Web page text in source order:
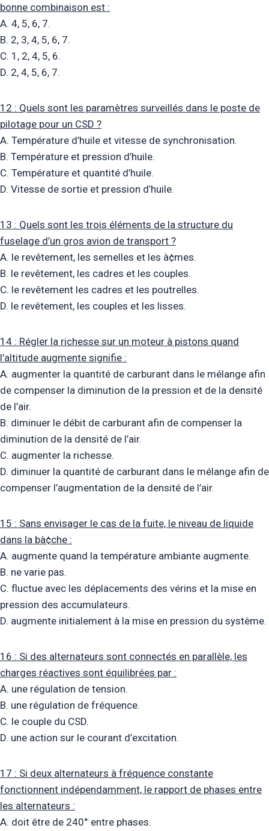
bonne combinaison est :
A. 4, 5, 6, 7.
B. 2, 3, 4, 5, 6, 7.
C. 1, 2, 4, 5, 6.
D. 2, 4, 5, 6, 7.
12 : Quels sont les paramètres surveillés dans le poste de
pilotage pour un CSD ?
A. Température d’huile et vitesse de synchronisation.
B. Température et pression d’huile.
C. Température et quantité d’huile.
D. Vitesse de sortie et pression d’huile.
13 : Quels sont les trois éléments de la structure du
fuselage d’un gros avion de transport ?
A. le revêtement, les semelles et les à¢mes.
B. le revêtement, les cadres et les couples.
C. le revêtement les cadres et les poutrelles.
D. le revêtement, les couples et les lisses.
14 : Régler la richesse sur un moteur à pistons quand
l’altitude augmente signifie :
A. augmenter la quantité de carburant dans le mélange afin
de compenser la diminution de la pression et de la densité
de l’air.
B. diminuer le débit de carburant afin de compenser la
diminution de la densité de l’air.
C. augmenter la richesse.
D. diminuer la quantité de carburant dans le mélange afin de
compenser l’augmentation de la densité de l’air.
15 : Sans envisager le cas de la fuite, le niveau de liquide
dans la bà¢che :
A. augmente quand la température ambiante augmente.
B. ne varie pas.
C. fluctue avec les déplacements des vérins et la mise en
pression des accumulateurs.
D. augmente initialement à la mise en pression du système.
16 : Si des alternateurs sont connectés en parallèle, les
charges réactives sont équilibrées par :
A. une régulation de tension.
B. une régulation de fréquence.
C. le couple du CSD.
D. une action sur le courant d’excitation.
17 : Si deux alternateurs à fréquence constante
fonctionnent indépendamment, le rapport de phases entre
les alternateurs :
A. doit être de 240° entre phases.